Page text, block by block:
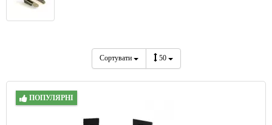
Сортувати 50
ПОПУЛЯРНІ